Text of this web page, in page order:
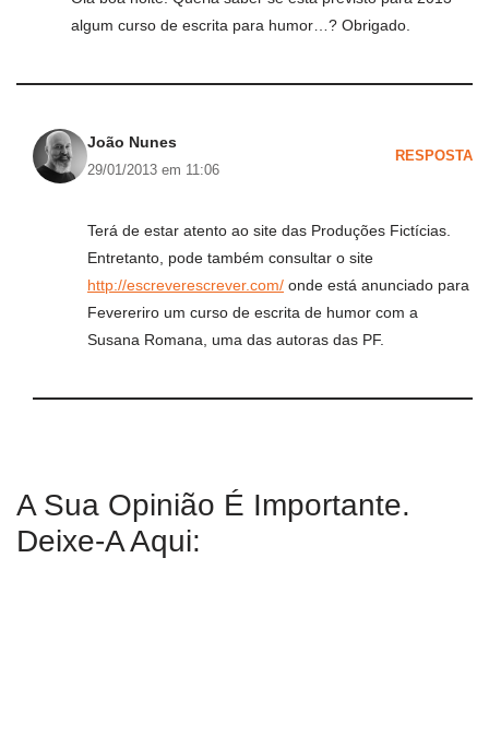
algum curso de escrita para humor…? Obrigado.
João Nunes
29/01/2013 em 11:06
RESPOSTA
Terá de estar atento ao site das Produções Fictícias.
Entretanto, pode também consultar o site
http://escreverescrever.com/ onde está anunciado para
Fevereriro um curso de escrita de humor com a
Susana Romana, uma das autoras das PF.
A Sua Opinião É Importante.
Deixe-A Aqui: